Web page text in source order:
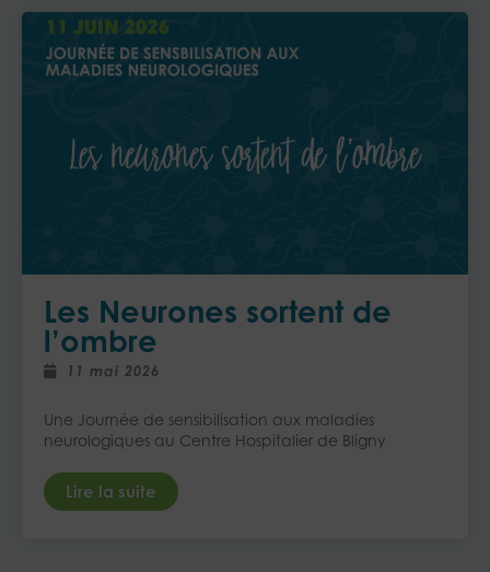
Les Neurones sortent de
l’ombre
11 mai 2026
Une Journée de sensibilisation aux maladies
neurologiques au Centre Hospitalier de Bligny
Lire la suite